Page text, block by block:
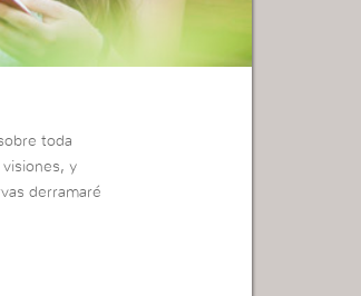
toda
y
derramaré